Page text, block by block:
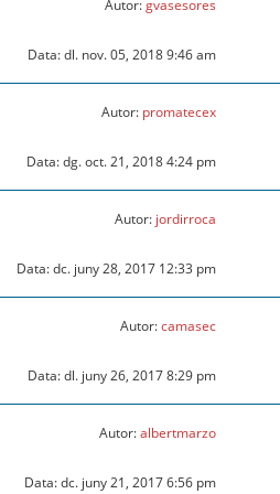
Autor:gvasesores
Data: dl. nov. 05, 2018 9:46 am
Autor: promatecex
Data: dg. oct. 21, 2018 4:24 pm
Autor: jordirroca
Data: dc. juny 28, 2017 12:33 pm
Autor:camasec
Data: dl. juny 26, 2017 8:29 pm
Autor:albertmarzo
Data: dc. juny 21, 2017 6:56 pm